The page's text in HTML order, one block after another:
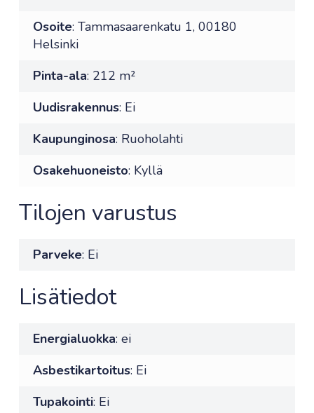
Osoite: Tammasaarenkatu 1, 00180
Helsinki
Pinta-ala: 212 m²
Uudisrakennus: Ei
Kaupunginosa: Ruoholahti
Osakehuoneisto: Kyllä
Tilojen varustus
Parveke: Ei
Lisätiedot
Energialuokka: ei
Asbestikartoitus: Ei
Tupakointi: Ei